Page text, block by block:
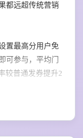
都远超传统营销
置最高分用户免
可参与，平均门
较普通发券提升2